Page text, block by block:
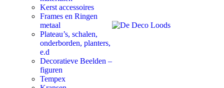
Kerst accessoires
Frames en Ringen
metaal
Plateau’s, schalen,
onderborden, planters,
e.d
Decoratieve Beelden –
figuren
Tempex